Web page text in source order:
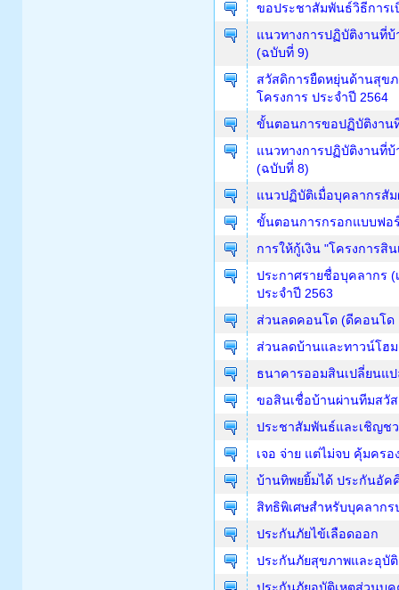
ขอประชาสัมพันธ์วิธีการเ
แนวทางการปฏิบัติงานที่บ้
(ฉบับที่ 9)
สวัสดิการยืดหยุ่นด้านสุขภ
โครงการ ประจำปี 2564
ขั้นตอนการขอปฏิบัติงานที่
แนวทางการปฏิบัติงานที่บ้
(ฉบับที่ 8)
แนวปฏิบัติเมื่อบุคลากรสัม
ขั้นตอนการกรอกแบบฟอร์
การให้กู้เงิน "โครงการสิ
ประกาศรายชื่อบุคลากร
ประจำปี 2563
ส่วนลดคอนโด (ดีคอนโด
ส่วนลดบ้านและทาวน์โฮม
ธนาคารออมสินเปลี่ยนแ
ขอสินเชื่อบ้านผ่านทีมสวั
ประชาสัมพันธ์และเชิญช
เจอ จ่าย แต่ไม่จบ คุ้มคร
บ้านทิพยยิ้มได้ ประกันอัค
สิทธิพิเศษสำหรับบุคลาก
ประกันภัยไข้เลือดออก
ประกันภัยสุขภาพและอุบั